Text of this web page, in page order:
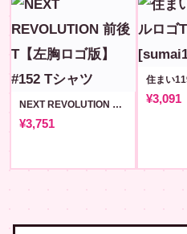
NEXT REVOLUTION 前後T【左胸ロゴ版】#152
¥3,751
¥3,091